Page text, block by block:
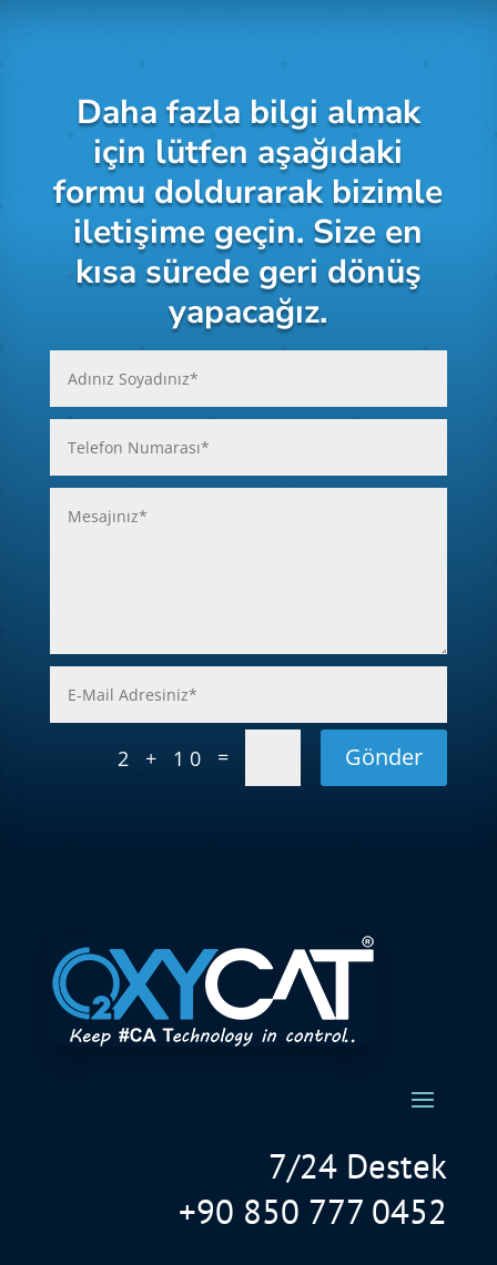
Daha fazla bilgi almak
için lütfen aşağıdaki
formu doldurarak bizimle
iletişime geçin. Size en
kısa sürede geri dönüş
yapacağız.
2 + 10 = Gönder
7/24 Destek
+90 850 777 0452